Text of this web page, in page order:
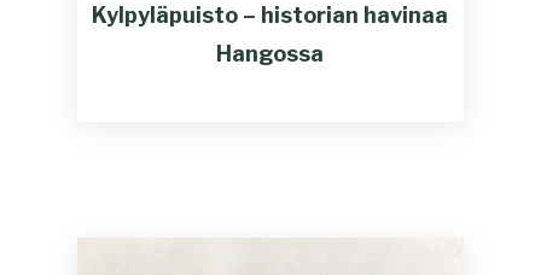
Kylpyläpuisto – historian havinaa
Hangossa